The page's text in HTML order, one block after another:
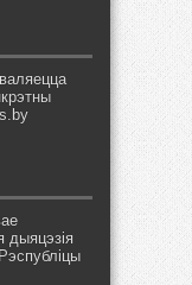
дыяцэзія